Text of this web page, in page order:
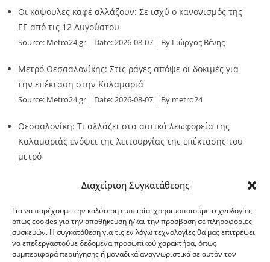
Διαχείριση Συγκατάθεσης
Για να παρέχουμε την καλύτερη εμπειρία, χρησιμοποιούμε τεχνολογίες
όπως cookies για την αποθήκευση ή/και την πρόσβαση σε πληροφορίες
συσκευών. Η συγκατάθεση για τις εν λόγω τεχνολογίες θα μας επιτρέψει
να επεξεργαστούμε δεδομένα προσωπικού χαρακτήρα, όπως
συμπεριφορά περιήγησης ή μοναδικά αναγνωριστικά σε αυτόν τον
Οι κάψουλες καφέ αλλάζουν: Σε ισχύ ο κανονισμός της
ΕΕ από τις 12 Αυγούστου
Source: Metro24.gr Date: 2026-08-07 By Γιώργος Βένης
Μετρό Θεσσαλονίκης: Στις ράγες απόψε οι δοκιμές για
την επέκταση στην Καλαμαριά
Source: Metro24.gr Date: 2026-08-07 By metro24
Θεσσαλονίκη: Τι αλλάζει στα αστικά λεωφορεία της
Καλαμαριάς ενόψει της λειτουργίας της επέκτασης του
μετρό
G-point.gr